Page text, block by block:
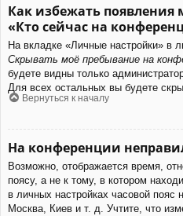
Как избежать появления
«Кто сейчас на
На вкладке «Личные настройки» в
Скрывать моё пребывание на
будете видны только
Для всех остальных вы будете
Вернуться к началу
На конференции
Возможно, отображается время,
поясу, а не к тому, в котором
в личных настройках часовой пояс
Москва, Киев и т. д. Учтите, что